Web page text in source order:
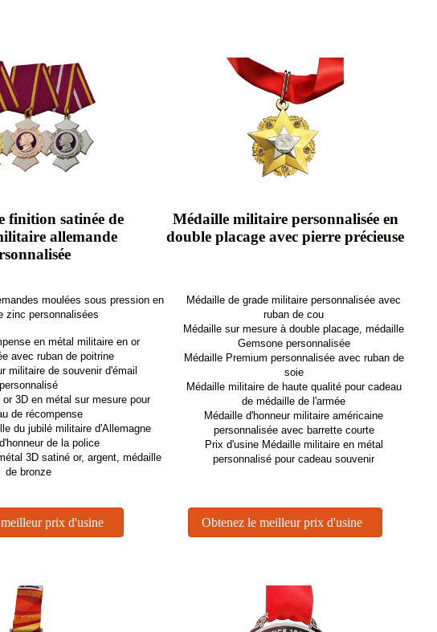
finition satinée de
allemande
Médaille militaire personnalisée en
double placage avec pierre précieuse
moulées sous pression en
zinc personnalisées
en métal militaire en or
avec ruban de poitrine
militaire de souvenir d'émail
personnalisé
3D en métal sur mesure pour
de récompense
du jubilé militaire d'Allemagne
de la police
3D satiné or, argent, médaille
de bronze
Médaille de grade militaire personnalisée avec
ruban de cou
Médaille sur mesure à double placage, médaille
Gemsone personnalisée
Médaille Premium personnalisée avec ruban de
soie
Médaille militaire de haute qualité pour cadeau
de médaille de l'armée
Médaille d'honneur militaire américaine
personnalisée avec barrette courte
Prix ​​d'usine Médaille militaire en métal
personnalisé pour cadeau souvenir
prix d'usine Obtenez le meilleur prix d'usine